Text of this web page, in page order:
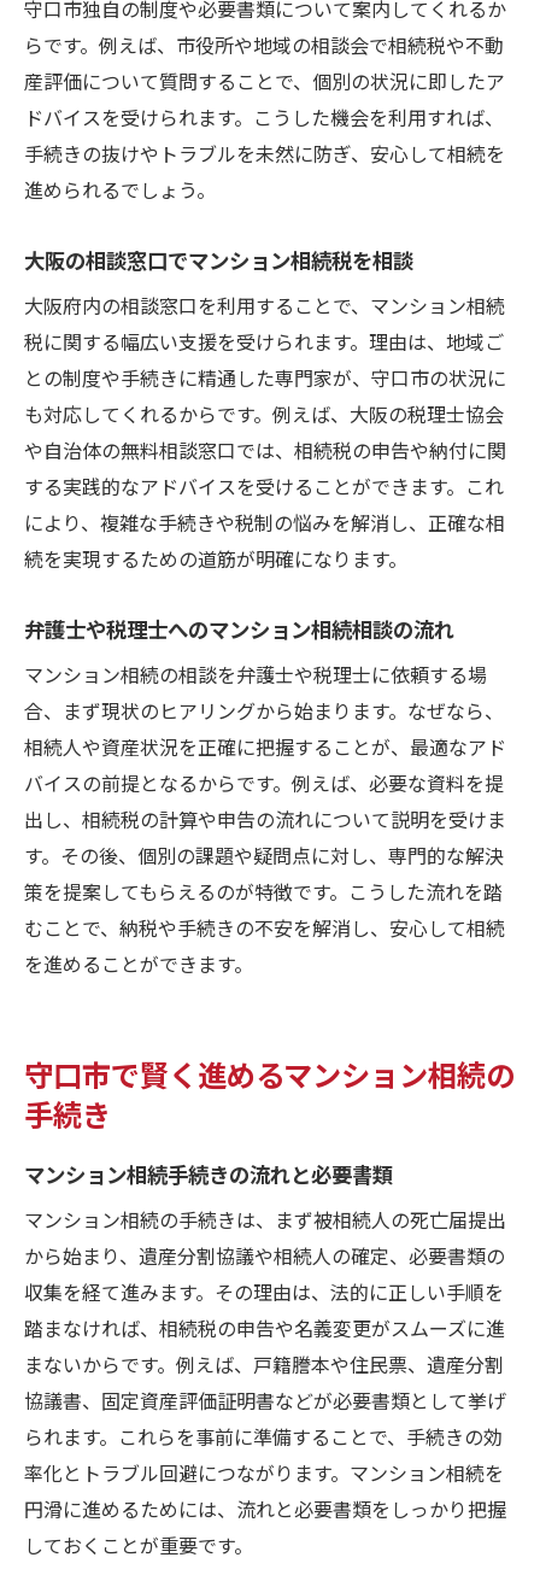
守口市独自の制度や必要書類について案内してくれるか
らです。例えば、市役所や地域の相談会で相続税や不動
産評価について質問することで、個別の状況に即したア
ドバイスを受けられます。こうした機会を利用すれば、
手続きの抜けやトラブルを未然に防ぎ、安心して相続を
進められるでしょう。
大阪の相談窓口でマンション相続税を相談
大阪府内の相談窓口を利用することで、マンション相続
税に関する幅広い支援を受けられます。理由は、地域ご
との制度や手続きに精通した専門家が、守口市の状況に
も対応してくれるからです。例えば、大阪の税理士協会
や自治体の無料相談窓口では、相続税の申告や納付に関
する実践的なアドバイスを受けることができます。これ
により、複雑な手続きや税制の悩みを解消し、正確な相
続を実現するための道筋が明確になります。
弁護士や税理士へのマンション相続相談の流れ
マンション相続の相談を弁護士や税理士に依頼する場
合、まず現状のヒアリングから始まります。なぜなら、
相続人や資産状況を正確に把握することが、最適なアド
バイスの前提となるからです。例えば、必要な資料を提
出し、相続税の計算や申告の流れについて説明を受けま
す。その後、個別の課題や疑問点に対し、専門的な解決
策を提案してもらえるのが特徴です。こうした流れを踏
むことで、納税や手続きの不安を解消し、安心して相続
を進めることができます。
守口市で賢く進めるマンション相続の
手続き
マンション相続手続きの流れと必要書類
マンション相続の手続きは、まず被相続人の死亡届提出
から始まり、遺産分割協議や相続人の確定、必要書類の
収集を経て進みます。その理由は、法的に正しい手順を
踏まなければ、相続税の申告や名義変更がスムーズに進
まないからです。例えば、戸籍謄本や住民票、遺産分割
協議書、固定資産評価証明書などが必要書類として挙げ
られます。これらを事前に準備することで、手続きの効
率化とトラブル回避につながります。マンション相続を
円滑に進めるためには、流れと必要書類をしっかり把握
しておくことが重要です。